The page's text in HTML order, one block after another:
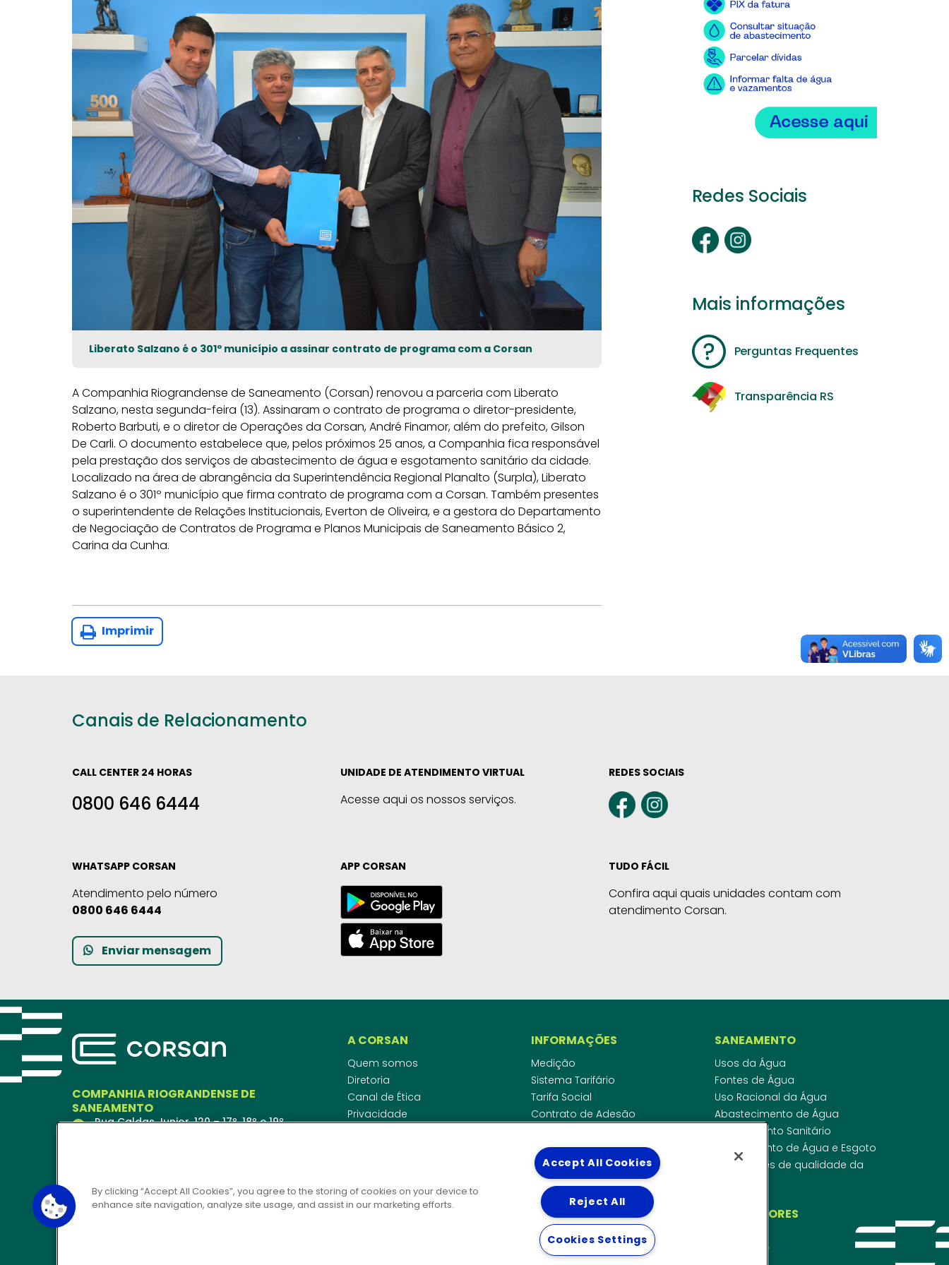
Liberato Salzano é o 301º município a assinar contrato de programa com a Corsan
A Companhia Riograndense de Saneamento (Corsan) renovou a parceria com Liberato
Salzano, nesta segunda-feira (13). Assinaram o contrato de programa o diretor-presidente,
Roberto Barbuti, e o diretor de Operações da Corsan, André Finamor, além do prefeito, Gilson
De Carli. O documento estabelece que, pelos próximos 25 anos, a Companhia fica responsável
pela prestação dos serviços de abastecimento de água e esgotamento sanitário da cidade.
Localizado na área de abrangência da Superintendência Regional Planalto (Surpla), Liberato
Salzano é o 301º município que firma contrato de programa com a Corsan. Também presentes
o superintendente de Relações Institucionais, Everton de Oliveira, e a gestora do Departamento
de Negociação de Contratos de Programa e Planos Municipais de Saneamento Básico 2,
Carina da Cunha.
Imprimir
Redes Sociais
Mais informações
Perguntas Frequentes
Transparência RS
Canais de Relacionamento
CALL CENTER 24 HORAS
0800 646 6444
UNIDADE DE ATENDIMENTO VIRTUAL
Acesse aqui os nossos serviços.
REDES SOCIAIS
WHATSAPP CORSAN
Atendimento pelo número
0800 646 6444
Enviar mensagem
APP CORSAN TUDO FÁCIL
Confira aqui quais unidades contam com
atendimento Corsan.
COMPANHIA RIOGRANDENSE DE
SANEAMENTO
Rua Caldas Junior, 120 – 17º, 18º e 19º
CORSAN 24H
A CORSAN
Quem somos
Diretoria
Canal de Ética
Privacidade
Notícias
INFORMAÇÕES
Medição
Sistema Tarifário
Tarifa Social
Contrato de Adesão
Agências Reguladoras
Cobrança pela Disponibilidade
Padrão de Ligação de Água
Guia Cadastro Técnico
DIRETORIAS
SANEAMENTO
Usos da Água
Fontes de Água
Uso Racional da Água
Abastecimento de Água
Esgotamento Sanitário
Regulamento de Água e Esgoto
Indicadores de qualidade da
INVESTIDORES
WEBMAIL
By clicking “Accept All Cookies”, you agree to the storing of cookies on your device to
enhance site navigation, analyze site usage, and assist in our marketing efforts.
Accept All Cookies
Reject All
Cookies Settings